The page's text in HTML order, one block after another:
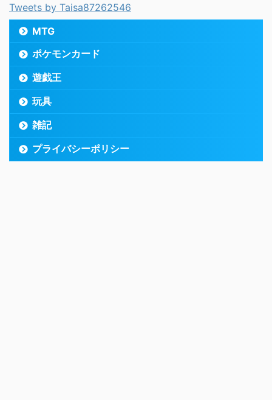
Tweets by Taisa87262546
MTG
ポケモンカード
遊戯王
玩具
雑記
プライバシーポリシー